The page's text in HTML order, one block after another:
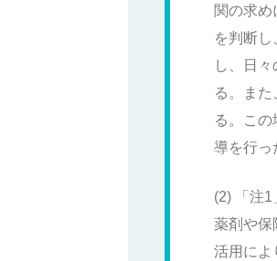
関の求め
を判断
し、日
る。ま
る。こ
導を行っ
(2) 「注
薬剤や保
活用によ